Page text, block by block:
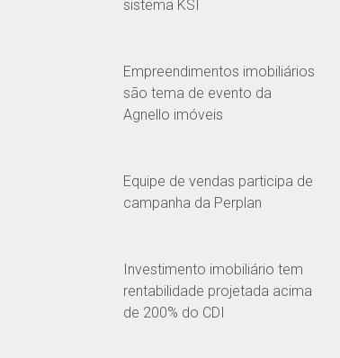
sistema KSI
Empreendimentos imobiliários
são tema de evento da
Agnello imóveis
Equipe de vendas participa de
campanha da Perplan
Investimento imobiliário tem
rentabilidade projetada acima
de 200% do CDI